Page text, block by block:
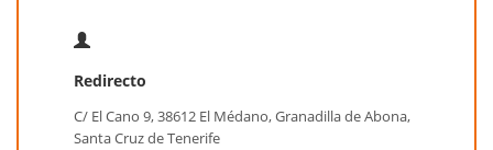
Redirecto
C/ El Cano 9, 38612 El Médano, Granadilla de Abona,
Santa Cruz de Tenerife